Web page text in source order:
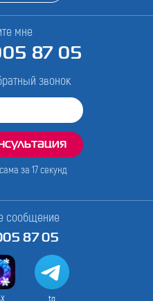
мне
87 05
звонок
за 17секунд
сообщение
87 05
tg